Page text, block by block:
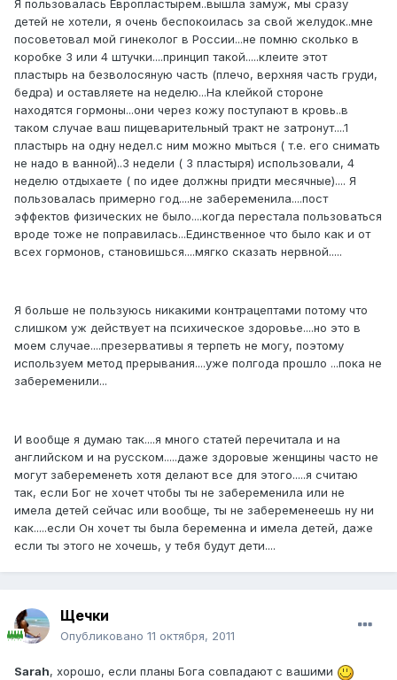
Я пользовалась Европластырем..вышла замуж, мы сразу
детей не хотели, я очень беспокоилась за свой желудок..мне
посоветовал мой гинеколог в России...не помню сколько в
коробке 3 или 4 штучки....принцип такой.....клеите этот
пластырь на безволосяную часть (плечо, верхняя часть груди,
бедра) и оставляете на неделю...На клейкой стороне
находятся гормоны...они через кожу поступают в кровь..в
таком случае ваш пищеварительный тракт не затронут....1
пластырь на одну недел.с ним можно мыться ( т.е. его снимать
не надо в ванной)..3 недели ( 3 пластыря) использовали, 4
неделю отдыхаете ( по идее должны придти месячные).... Я
пользовалась примерно год....не забеременила....пост
эффектов физических не было....когда перестала пользоваться
вроде тоже не поправилась...Единственное что было как и от
всех гормонов, становишься....мягко сказать нервной.....
Я больше не пользуюсь никакими контрацептами потому что
слишком уж действует на психическое здоровье....но это в
моем случае....презервативы я терпеть не могу, поэтому
используем метод прерывания....уже полгода прошло ...пока не
забеременили...
И вообще я думаю так....я много статей перечитала и на
английском и на русском.....даже здоровые женщины часто не
могут забеременеть хотя делают все для этого.....я считаю
так, если Бог не хочет чтобы ты не забеременила или не
имела детей сейчас или вообще, ты не забеременеешь ну ни
как.....если Он хочет ты была беременна и имела детей, даже
если ты этого не хочешь, у тебя будут дети....
Щечки
Опубликовано 11 октября, 2011
Sarah, хорошо, если планы Бога совпадают с вашими